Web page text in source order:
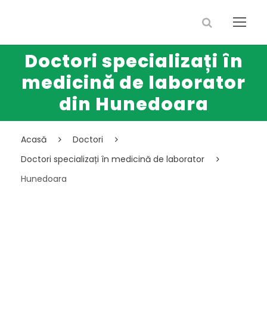
Doctori specializați în
medicină de laborator
din Hunedoara
Acasă
Doctori
Doctori specializați în medicină de laborator
Hunedoara